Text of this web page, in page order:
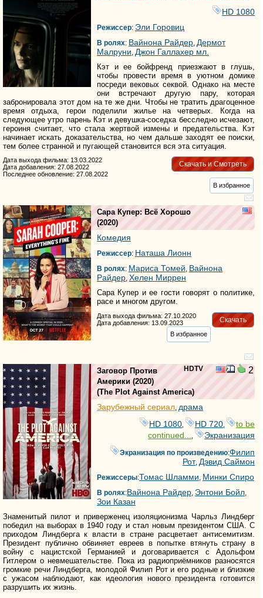
HD 1080
Режиссер: Эли Горовиц
В ролях: Вайнона Райдер Дермот
Малруни Джон Галлахер мл.
Кэт и ее бойфренд приезжают в глушь,
чтобы провести время в уютном домике
посреди вековых секвой. Однако на месте
они встречают другую пару, которая
забронировала этот дом на те же дни. Чтобы не тратить драгоценное
время отдыха, герои поделили жилье на четверых. Когда на
следующее утро парень Кэт и девушка-соседка бесследно исчезают,
героиня считает, что стала жертвой измены и предательства. Кэт
начинает искать доказательства, но чем дальше заходят ее поиски,
тем более странной и пугающей становится вся эта ситуация.
Скачать и Смотреть
Дата выхода фильма: 13.03.2022
Дата добавления: 27.08.2022
Последнее обновление: 27.08.2022
В избранное
Сара Купер: Всё Хорошо
(2020)
Комедия
Режиссер: Наташа Лионн
В ролях: Мариса Томей, Вайнона
Райдер, Хелен Миррен
Сара Купер и ее гости говорят о политике,
расе и многом другом.
Скачать
Дата выхода фильма: 27.10.2020
Дата добавления: 13.09.2023
В избранное
HDTV 2
Заговор Против
Америки (2020)
(The Plot Against America)
Зарубежный сериал, драма
HD 1080, HD 720,
to be
continued..., Экранизация
Экранизация по произведению:Филип
Рот,Дэвид Саймон
Режиссеры:Томас Шламми, Минки Спиро
В ролях:Вайнона Райдер, Энтони Бойл,
Зои Казан
Знаменитый пилот и приверженец изоляционизма Чарльз Линдберг
победил на выборах в 1940 году и стал новым президентом США. С
приходом Линдберга к власти в стране расцветает антисемитизм.
Президент публично обвиняет евреев в попытке втянуть страну в
войну с нацистской Германией и договаривается с Адольфом
Гитлером о невмешательстве. Пока из радиоприёмников разносятся
громкие речи Линдберга, молодой Филип Рот и его родные и близкие
с ужасом наблюдают, как идеология нового президента готовится
разрушить их жизнь.